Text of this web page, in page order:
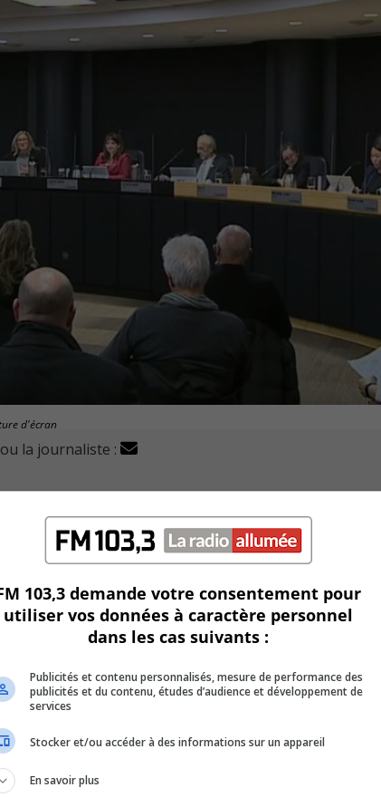
d'écran
la journaliste :
probable projet de construction d’un Polydôme,
glace et de hockey l’hiver et de loisir et de soccer
pour des rassemblements, des diffusions et pour
de Brossard.
Kevin Filion.
pour tous types d’amateurs.
Patrick Langlois songe justement à un projet
103,3 demande votre consentement pour
utiliser vos données à caractère personnel
dans les cas suivants :
Publicités et contenu personnalisés, mesure de performance des
publicités et du contenu, études d’audience et développement de
services
Stocker et/ou accéder à des informations sur un appareil
En savoir plus